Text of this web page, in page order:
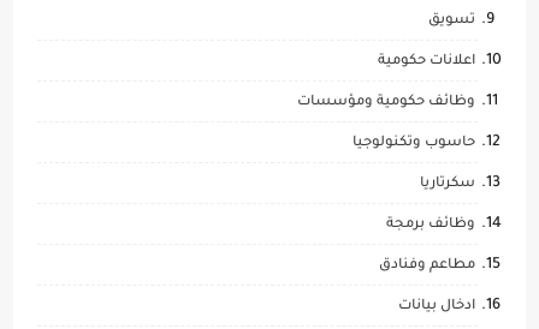
تسويق
اعلانات حكومية
وظائف حكومية ومؤسسات
حاسوب وتكنولوجيا
سكرتاريا
وظائف برمجة
مطاعم وفنادق
ادخال بيانات